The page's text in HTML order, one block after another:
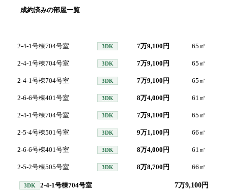
成約済みの部屋一覧
2-4-1号棟704号室 3DK 7万9,100円 65 ㎡
2-4-1号棟704号室 3DK 7万9,100円 65 ㎡
2-4-1号棟704号室 3DK 7万9,100円 65 ㎡
2-6-6号棟401号室 3DK 8万4,000円 61 ㎡
2-4-1号棟704号室 3DK 7万9,100円 65 ㎡
2-5-4号棟501号室 3DK 9万1,100円 66 ㎡
2-6-6号棟401号室 3DK 8万4,000円 61 ㎡
2-5-2号棟505号室 3DK 8万8,700円 66 ㎡
3DK 2-4-1号棟704号室 7万9,100円